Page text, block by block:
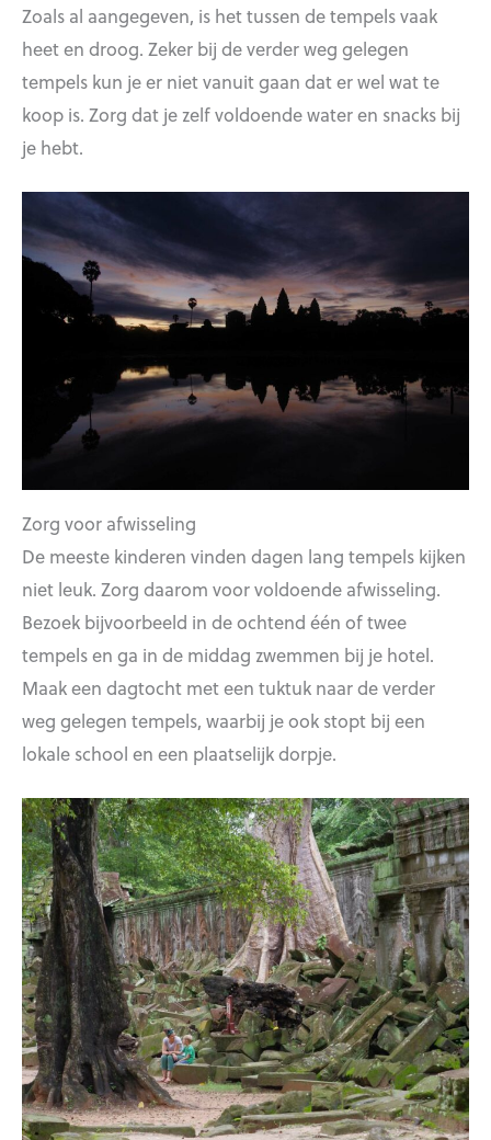
Zoals al aangegeven, is het tussen de tempels vaak
heet en droog. Zeker bij de verder weg gelegen
tempels kun je er niet vanuit gaan dat er wel wat te
koop is. Zorg dat je zelf voldoende water en snacks bij
je hebt.
Zorg voor afwisseling
De meeste kinderen vinden dagen lang tempels kijken
niet leuk. Zorg daarom voor voldoende afwisseling.
Bezoek bijvoorbeeld in de ochtend één of twee
tempels en ga in de middag zwemmen bij je hotel.
Maak een dagtocht met een tuktuk naar de verder
weg gelegen tempels, waarbij je ook stopt bij een
lokale school en een plaatselijk dorpje.